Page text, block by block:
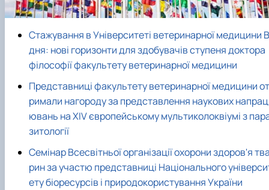
НОВИНИ
факультетом ветеринарної медицини …
Скринька довіри
Вступ 2022 рік
Вступ 2021 рік
Вступ 2020 рік
Вступ 2019 рік
Вступ 2018 рік
Стажування в Університеті ветеринарної медицини
дня: нові горизонти для здобувачів ступеня доктора
філософії факультету ветеринарної медицини
Представниці факультету ветеринарної медицини от
римали нагороду за представлення наукових напрац
ювань на XIV європейському мультиколоквіумі з
зитології
Семінар Всесвітньої організації охорони здоров'я
рин за участю представниці Національного
ету біоресурсів і природокористування України